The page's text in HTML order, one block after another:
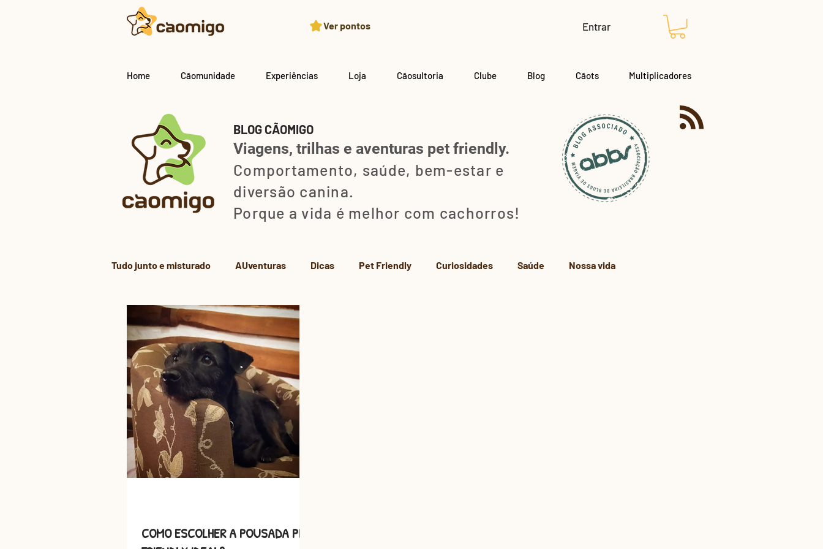
Ver pontos Entrar
Home Cãomunidade Experiências Loja Cãosultoria Clube Blog Cãots Multiplicadores
BLOG CÃOMIGO
Viagens, trilhas e aventuras pet friendly.
Comportamento, saúde, bem-estar e
diversão canina.
Porque a vida é melhor com cachorros!
Tudo junto e misturado AUventuras Dicas Pet Friendly Curiosidades Saúde Nossa vida
Histórias de AUmor Viagens
COMO ESCOLHER A POUSADA PET